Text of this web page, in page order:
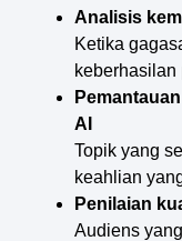
Analisis
Ketika
AI
Topik yang
keahlian
Penilaian
Audiens